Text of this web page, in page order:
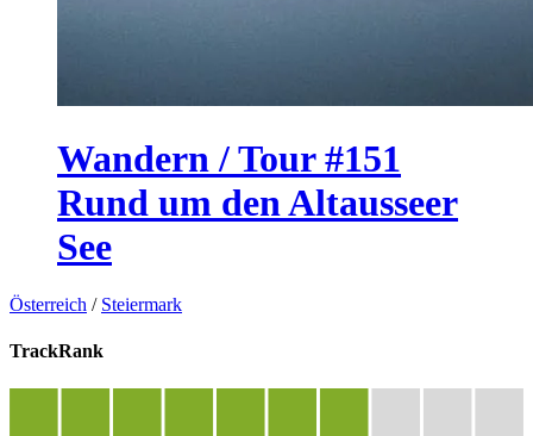
Wandern / Tour #151
Rund um den Altausseer
See
Österreich / Steiermark
TrackRank